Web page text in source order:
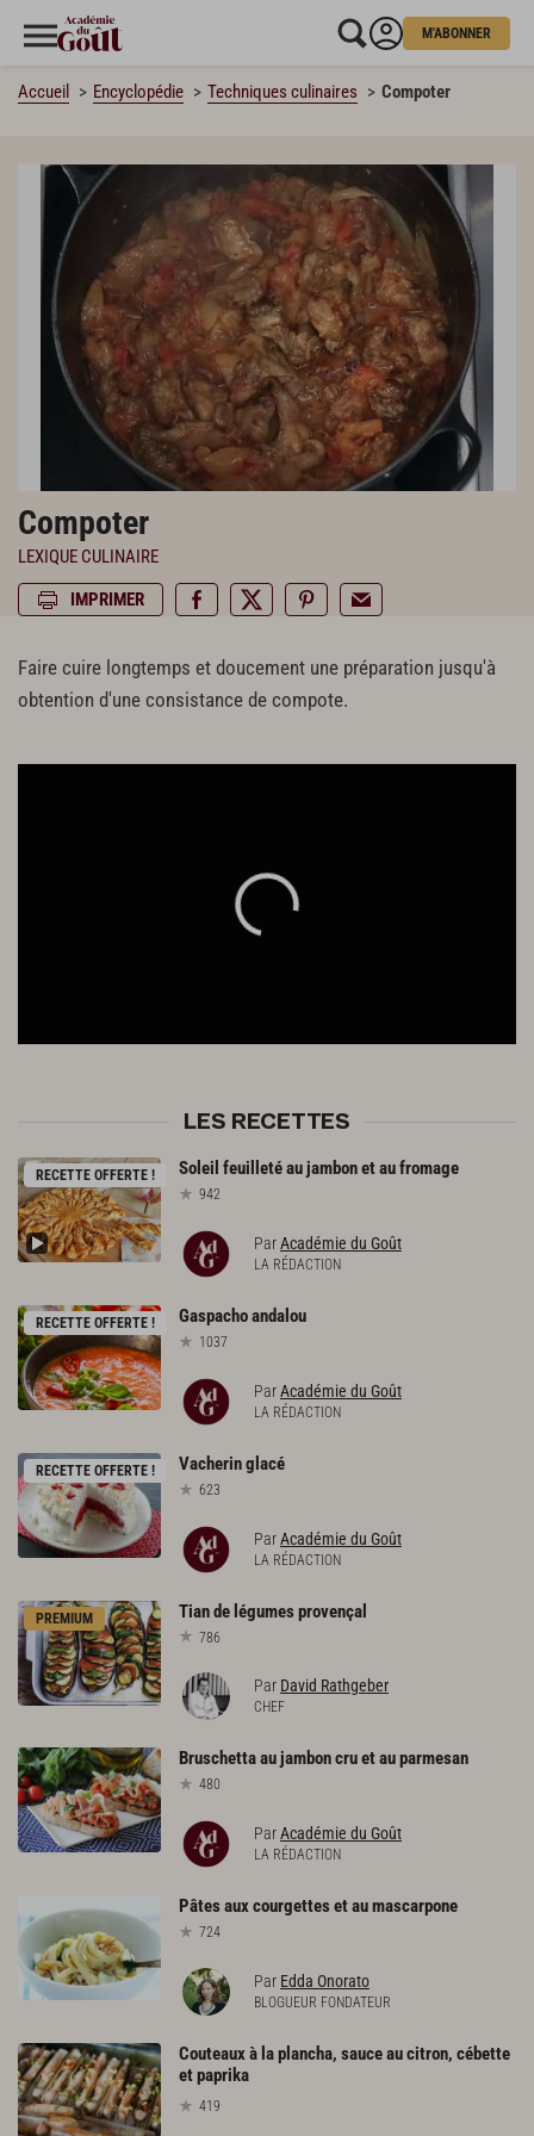
M'ABONNER
Accueil Encyclopédie Techniques culinaires Compoter
Compoter
LEXIQUE CULINAIRE
IMPRIMER
Faire cuire longtemps et doucement une préparation jusqu'à
obtention d'une consistance de compote.
LES RECETTES
RECETTE OFFERTE ! Soleil feuilletéaujambonetaufromage
942
ParAcadémie du Goût
LA RÉDACTION
RECETTE OFFERTE ! Gaspachoandalou
1037
ParAcadémie du Goût
LA RÉDACTION
RECETTE OFFERTE ! Vacheringlacé
623
ParAcadémie du Goût
LA RÉDACTION
PREMIUM Tiande légumesprovençal
786
Par David Rathgeber
CHEF
Bruschettaaujamboncruetauparmesan
480
ParAcadémie du Goût
LA RÉDACTION
Pâtesauxcourgettesetaumascarpone
724
Par Edda Onorato
BLOGUEUR FONDATEUR
Couteaux à la plancha, sauce au citron, cébette
et paprika
419